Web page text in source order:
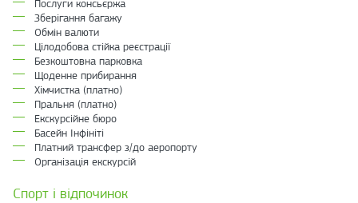
Послуги консьєржа
Зберігання багажу
Обмін валюти
Цілодобова стійка реєстрації
Безкоштовна парковка
Щоденне прибирання
Хімчистка (платно)
Пральня (платно)
Екскурсійне бюро
Басейн Інфініті
Платний трансфер з/до аеропорту
Організація екскурсій
Спорт і відпочинок